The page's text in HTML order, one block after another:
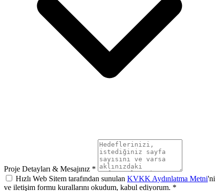
Proje Detayları & Mesajınız *
Hızlı Web Sitem tarafından sunulan KVKK Aydınlatma Metni'ni
ve iletişim formu kurallarını okudum, kabul ediyorum. *